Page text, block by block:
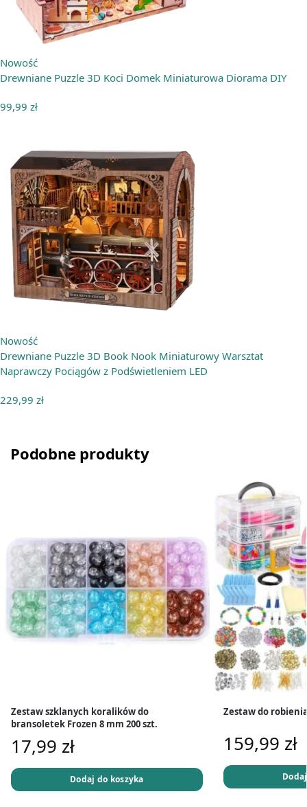
Nowość
Drewniane Puzzle 3D Koci Domek Miniaturowa Diorama DIY
99,99 zł
Nowość
Drewniane Puzzle 3D Book Nook Miniaturowy Warsztat
Naprawczy Pociągów z Podświetleniem LED
229,99 zł
Podobne produkty
Zestaw szklanych koralików do
bransoletek Frozen 8 mm 200 szt.
17,99 zł
Dodaj do koszyka
Zestaw do
159,99 zł